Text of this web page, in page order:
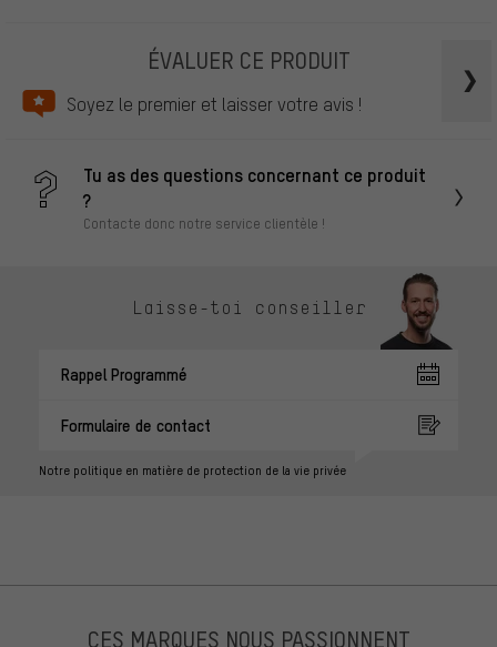
ÉVALUER CE PRODUIT
Soyez le premier et laisser votre avis !
Tu as des questions concernant ce produit
?
Contacte donc notre service clientèle !
Laisse-toi conseiller
Rappel Programmé
Formulaire de contact
Notre politique en matière de protection de la vie privée
CES MARQUES NOUS PASSIONNENT